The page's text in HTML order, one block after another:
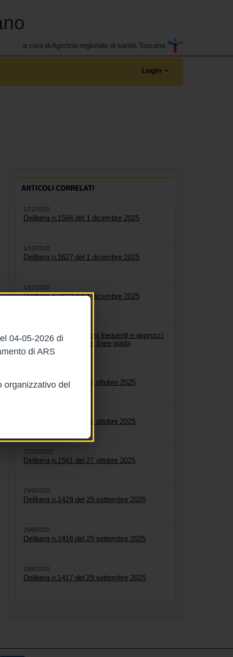
04-05-2026 di
di ARS
del
a cura di Agenzia regionale di sanità Toscana
Login
1/12/2025
Delibera n.1584 del 1 dicembre 2025
1/12/2025
Delibera n.1627 del 1 dicembre 2025
1/12/2025
Delibera n.1622 del 1 dicembre 2025
Trauma toracico: lesioni frequenti e approcci
diagnostici nelle ultime linee guida
Delibera n.1564 del 27 ottobre 2025
Delibera n.1558 del 27 ottobre 2025
27/10/2025
Delibera n.1561 del 27 ottobre 2025
29/9/2025
Delibera n.1428 del 29 settembre 2025
29/9/2025
Delibera n.1416 del 29 settembre 2025
29/9/2025
Delibera n.1417 del 29 settembre 2025